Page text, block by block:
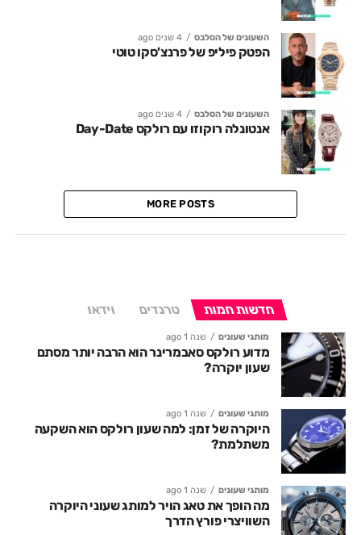
השעונים של הסלבס 4 שנים ago
הפטק פיליפ של פרנצ'סקו טוטי
השעונים של הסלבס 4 שנים ago
אנטונלה רוקוזו עם רולקס Day-Date
MORE POSTS
חדשות חמות טרנדים וידאו
מותגי שעונים שנה 1 ago
מדוע רולקס סאבמרינר הוא הרבה יותר מסתם
שעון יוקרה?
מותגי שעונים שנה 1 ago
היוקרה של זמן: למה שעון רולקס הוא השקעה
משתלמת?
מותגי שעונים שנה 1 ago
מה הופך את טאג הויר למותג שעוני היוקרה
השוויצרי פורץ הדרך